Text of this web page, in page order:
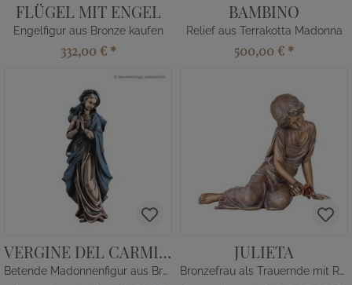
FLÜGEL MIT ENGEL
Engelfigur aus Bronze kaufen
332,00 € *
BAMBINO
Relief aus Terrakotta Madonna
500,00 € *
VERGINE DEL CARMINE
Betende Madonnenfigur aus Bronze
JULIETA
Bronzefrau als Trauernde mit Rose